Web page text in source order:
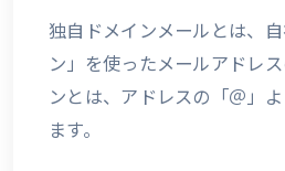
独自ドメインメールとは、
ン」を使ったメールアドレ
ンとは、アドレスの「＠」
ます。